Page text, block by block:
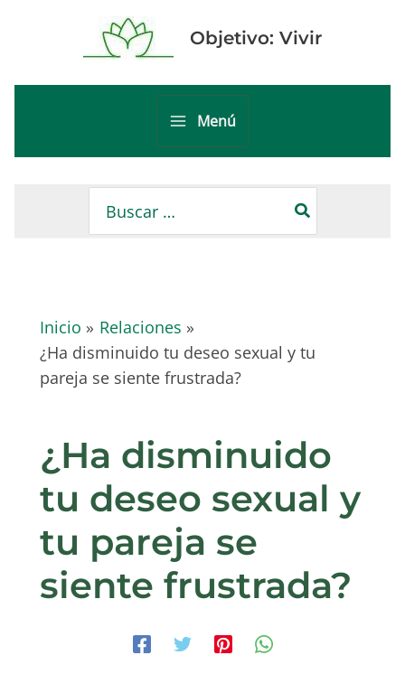
contenido
Objetivo: Vivir
Main
Menu
Menú
por:
Inicio
Relaciones
¿Ha disminuido tu deseo sexual y tu
pareja se siente frustrada?
¿Ha disminuido
tu deseo sexual y
tu pareja se
siente frustrada?